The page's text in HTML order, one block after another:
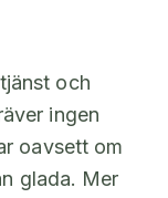
och
ingen
oavsett om
glada. Mer